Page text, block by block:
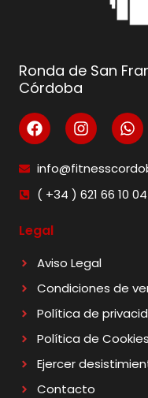
Ronda de San
Córdoba
( +34 ) 621 66 10 04
Legal
Aviso Legal
Condiciones de
Política de
Política de Cookies
Ejercer
Contacto